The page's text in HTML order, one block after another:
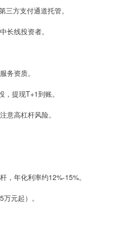
方支付通道托管。
长线投资者。
务资质。
提现T+1到账。
意高杠杆风险。
，年化利率约12%-15%。
元起）。